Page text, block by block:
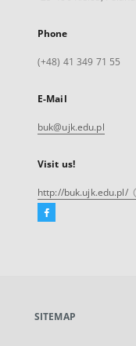
Phone
(+48) 41 349 71 55
E-Mail
buk@ujk.edu.pl
Visit us!
http://buk.ujk.edu.pl/
Facebook
new
SITEMAP